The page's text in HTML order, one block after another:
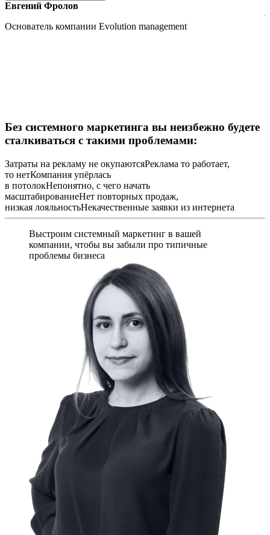
Евгений Фролов
Основатель компании Evolution management
Без системного маркетинга вы неизбежно будете
сталкиваться с такими проблемами:
Затраты на рекламу не окупаютсяРеклама то работает,
то нетКомпания упёрлась
в потолокНепонятно, с чего начать
масштабированиеНет повторных продаж,
низкая лояльностьНекачественные заявки из интернета
Выстроим системный маркетинг в вашей
компании, чтобы вы забыли про типичные
проблемы бизнеса